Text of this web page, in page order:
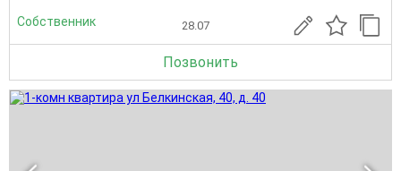
Собственник 28.07
Позвонить